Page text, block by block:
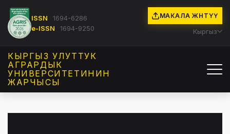
ISSN
1694-6286
e-ISSN
1694-9250
МАКАЛА ЖӨНӨТҮҮ
Кыргыз
КЫРГЫЗ УЛУТТУК
АГРАРДЫК
УНИВЕРСИТЕТИНИН
ЖАРЧЫСЫ